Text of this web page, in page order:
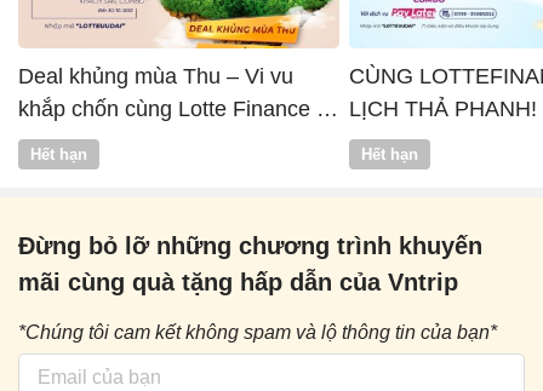
Deal khủng mùa Thu – Vi vu
khắp chốn cùng Lotte Finance x
Vntrip
Hết hạn
CÙNG
LỊCH THẢ PHANH!
Hết hạn
Đừng bỏ lỡ những chương trình khuyến
mãi cùng quà tặng hấp dẫn của Vntrip
*Chúng tôi cam kết không spam và lộ thông tin của bạn*